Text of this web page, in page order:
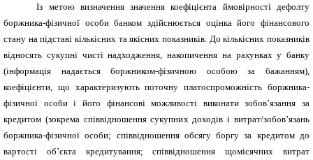
Із метою визначення значення коефіцієнта ймовірності дефолту
боржника-фізичної особи банком здійснюється оцінка його фінансового
стану на підставі кількісних та якісних показників. До кількісних показників
відносять сукупні чисті надходження, накопичення на рахунках у банку
(інформація надається боржником-фізичною особою за бажанням),
коефіцієнти, що характеризують поточну платоспроможність боржника-
фізичної особи і його фінансові можливості виконати зобов’язання за
кредитом (зокрема співвідношення сукупних доходів і витрат/зобов’язань
боржника-фізичної особи; співвідношення обсягу боргу за кредитом до
вартості об’єкта кредитування; співвідношення щомісячних витрат